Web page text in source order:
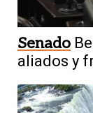
Senado
aliados y